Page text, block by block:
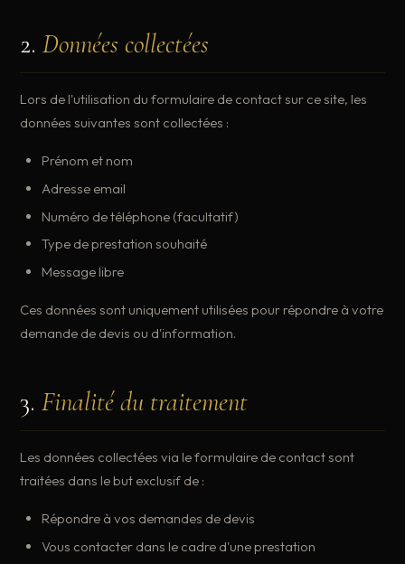
2.Données collectées
Lors de l'utilisation du formulaire de contact sur ce site, les
données suivantes sont collectées :
Prénom et nom
Adresse email
Numéro de téléphone (facultatif)
Type de prestation souhaité
Message libre
Ces données sont uniquement utilisées pour répondre à votre
demande de devis ou d'information.
3.Finalité du traitement
Les données collectées via le formulaire de contact sont
traitées dans le but exclusif de :
Répondre à vos demandes de devis
Vous contacter dans le cadre d'une prestation